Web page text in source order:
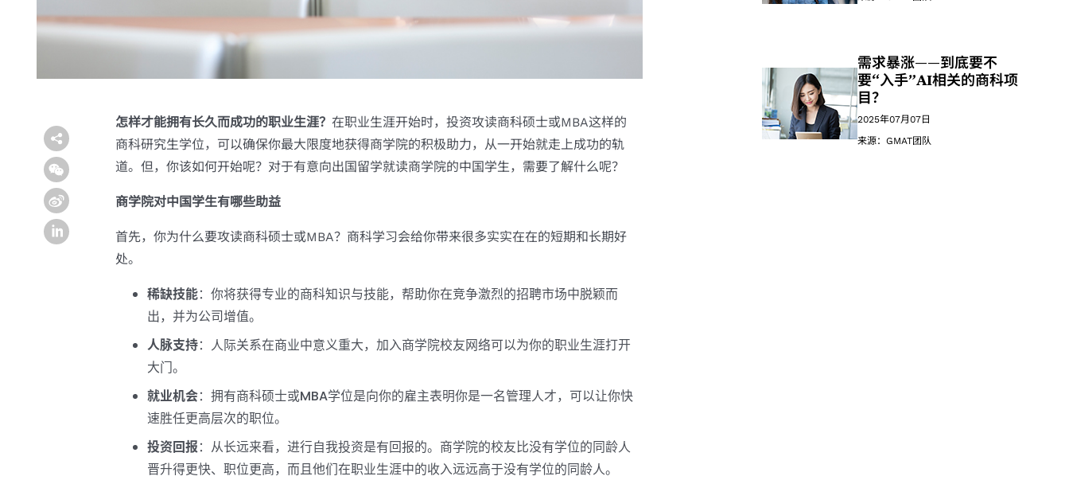
怎样才能拥有长久而成功的职业生涯？在职业生涯开始时，投资攻读商科硕士或MBA这样的
商科研究生学位，可以确保你最大限度地获得商学院的积极助力，从一开始就走上成功的轨
道。但，你该如何开始呢？对于有意向出国留学就读商学院的中国学生，需要了解什么呢？
商学院对中国学生有哪些助益
首先，你为什么要攻读商科硕士或MBA？商科学习会给你带来很多实实在在的短期和长期好
处。
稀缺技能：你将获得专业的商科知识与技能，帮助你在竞争激烈的招聘市场中脱颖而
出，并为公司增值。
人脉支持：人际关系在商业中意义重大，加入商学院校友网络可以为你的职业生涯打开
大门。
就业机会：拥有商科硕士或MBA学位是向你的雇主表明你是一名管理人才，可以让你快
速胜任更高层次的职位。
投资回报：从长远来看，进行自我投资是有回报的。商学院的校友比没有学位的同龄人
晋升得更快、职位更高，而且他们在职业生涯中的收入远远高于没有学位的同龄人。
需求暴涨——到底要不
要“入手”AI相关的商科项
目？
2025年07月07日
来源：GMAT团队